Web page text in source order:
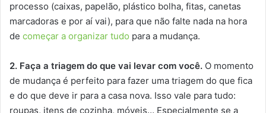
processo (caixas, papelão, plástico bolha, fitas, canetas
marcadoras e por aí vai), para que não falte nada na hora
de começar a organizar tudo para a mudança.
2. Faça a triagem do que vai levar com você. O momento
de mudança é perfeito para fazer uma triagem do que fica
e do que deve ir para a casa nova. Isso vale para tudo:
roupas, itens de cozinha, móveis… Especialmente se a